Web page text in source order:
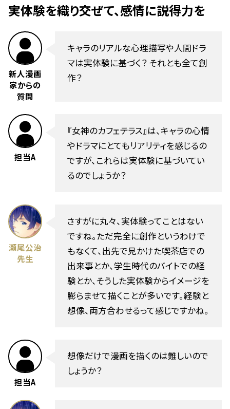
実体験を織り交ぜて、感情に説得力を
新人漫画
家からの
質問
キャラのリアルな心理描写や人間ドラ
マは実体験に基づく？ それとも全て創
作？
担当A
『女神のカフェテラス』は、キャラの心情
やドラマにとてもリアリティを感じるの
ですが、これらは実体験に基づいてい
るのでしょうか？
瀬尾公治
先生
さすがに丸々、実体験ってことはない
ですね。ただ完全に創作というわけで
もなくて、出先で見かけた喫茶店での
出来事とか、学生時代のバイトでの経
験とか、そうした実体験からイメージを
膨らませて描くことが多いです。経験と
想像、両方合わせるって感じですかね。
担当A
想像だけで漫画を描くのは難しいので
しょうか？